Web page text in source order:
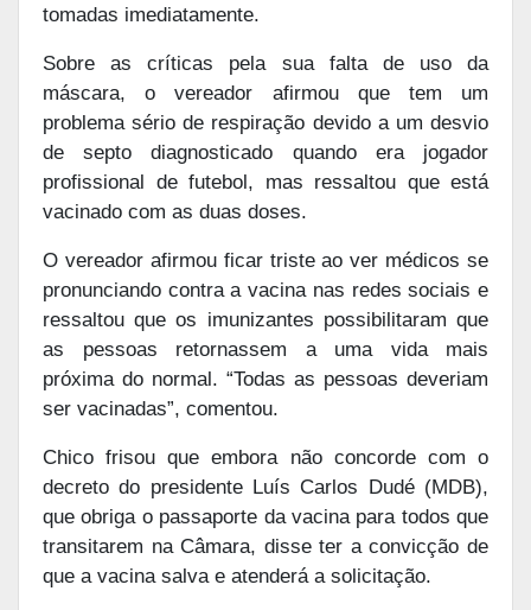
tomadas imediatamente.
Sobre as críticas pela sua falta de uso da
máscara, o vereador afirmou que tem um
problema sério de respiração devido a um desvio
de septo diagnosticado quando era jogador
profissional de futebol, mas ressaltou que está
vacinado com as duas doses.
O vereador afirmou ficar triste ao ver médicos se
pronunciando contra a vacina nas redes sociais e
ressaltou que os imunizantes possibilitaram que
as pessoas retornassem a uma vida mais
próxima do normal. “Todas as pessoas deveriam
ser vacinadas”, comentou.
Chico frisou que embora não concorde com o
decreto do presidente Luís Carlos Dudé (MDB),
que obriga o passaporte da vacina para todos que
transitarem na Câmara, disse ter a convicção de
que a vacina salva e atenderá a solicitação.